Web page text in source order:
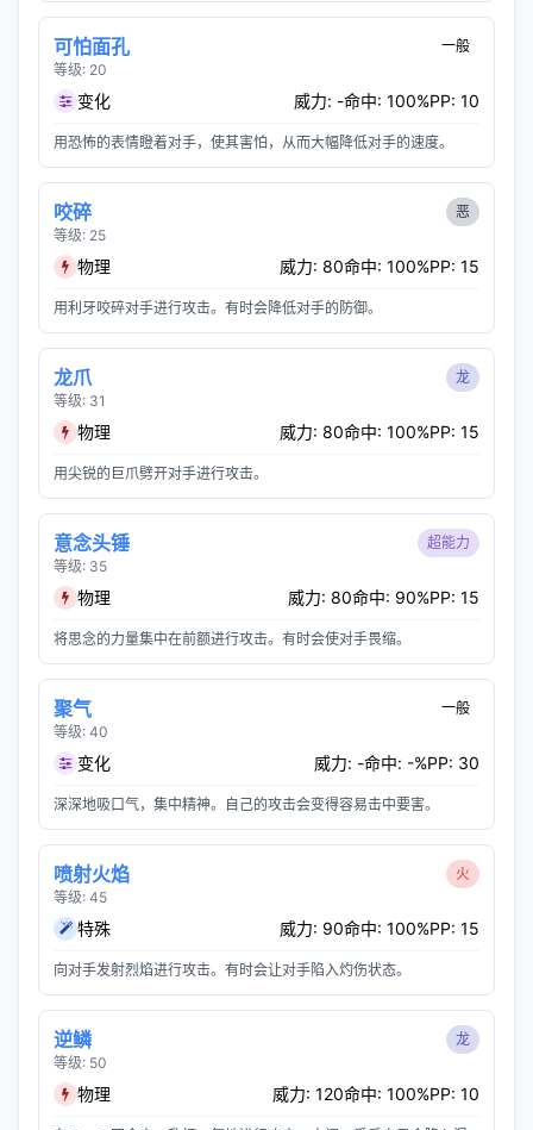
可怕面孔
等级: 20
一般
变化 威力: -命中: 100%PP: 10
用恐怖的表情瞪着对手，使其害怕，从而大幅降低对手的速度。
咬碎
等级: 25
恶
物理 威力: 80命中: 100%PP: 15
用利牙咬碎对手进行攻击。有时会降低对手的防御。
龙爪
等级: 31
龙
物理 威力: 80命中: 100%PP: 15
用尖锐的巨爪劈开对手进行攻击。
意念头锤
等级: 35
超能力
物理 威力: 80命中: 90%PP: 15
将思念的力量集中在前额进行攻击。有时会使对手畏缩。
聚气
等级: 40
一般
变化 威力: -命中: -%PP: 30
深深地吸口气，集中精神。自己的攻击会变得容易击中要害。
喷射火焰
等级: 45
火
特殊 威力: 90命中: 100%PP: 15
向对手发射烈焰进行攻击。有时会让对手陷入灼伤状态。
逆鳞
等级: 50
龙
物理 威力: 120命中: 100%PP: 10